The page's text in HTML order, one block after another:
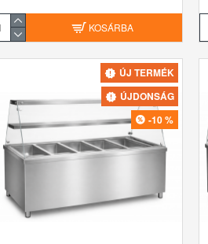
KOSÁRBA
ÚJ TERMÉK
ÚJDONSÁG
-10 %